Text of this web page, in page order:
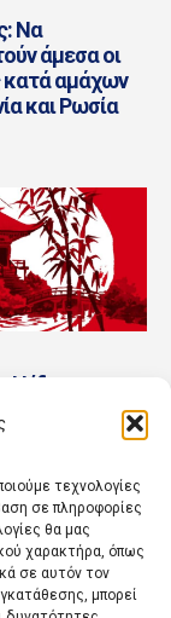
τεχνολογίες
σε πληροφορίες
θα μας
χαρακτήρα, όπως
σε αυτόν τον
μπορεί
Να
άμεσα οι
κατά αμάχων
και Ρωσία
ίδια η
η